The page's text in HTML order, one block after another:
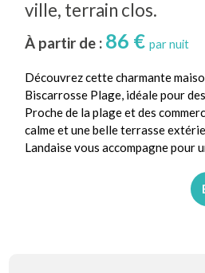
ville, terrain clos.
À partir de : 86 €par nuit
Découvrez cette charmante
Biscarrosse Plage, idéale pour
Proche de la plage et des
calme et une belle terrasse
Landaise vous accompagne pour